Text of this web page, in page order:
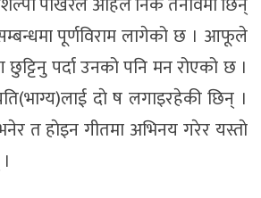
पूर्णविराम लागेको छ । आफूले
पर्दा उनको पनि मन रोएको छ ।
दाे ष लगाइरहेकी छिन् ।
त हाेइन गीतमा अभिनय गरेर यस्ताे